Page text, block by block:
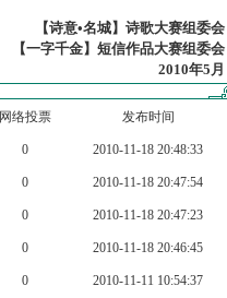
【诗意•名城】诗歌大赛组委会
【一字千金】短信作品大赛组委会
2010年5月
网络投票 发布时间
0 2010-11-18 20:48:33
0 2010-11-18 20:47:54
0 2010-11-18 20:47:23
0 2010-11-18 20:46:45
0 2010-11-11 10:54:37